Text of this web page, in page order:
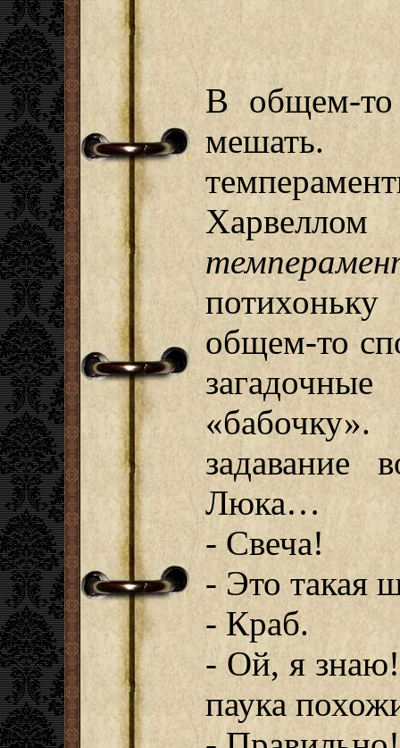
В общем-
общем-то
задавание
Люка…
- Свеча!
- Это такая
- Краб.
- Ой, я
паука